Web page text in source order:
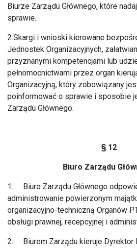
Biurze Zarządu Głównego, które
sprawie.
2.Skargi i wnioski kierowane
Jednostek Organizacyjnych,
przyznanymi kompetencjami lub
pełnomocnictwami przez organ
Organizacyjną, który zobowiązany
poinformować o sprawie i sposobie
Zarządu Głównego.
§ 12
Biuro Zarządu
1. Biuro Zarządu Głównego
administrowanie powierzonym
organizacyjno-techniczną Organów
obsługi prawnej, recepcyjnej i
2. Biurem Zarządu kieruje Dyrektor